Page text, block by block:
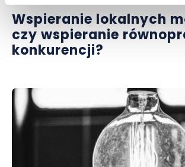
Wspieranie lokalnych
czy wspieranie
konkurencji?